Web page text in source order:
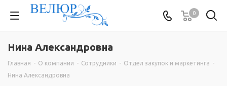
0
Нина Александровна
Главная - О компании - Сотрудники - Отдел закупок и маркетинга -
Нина Александровна